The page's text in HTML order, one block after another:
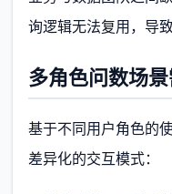
询逻辑无法复用，导
多角色问数场
基于不同用户角色的
差异化的交互模式：